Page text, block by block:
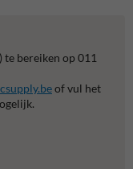
bereiken op 011
of vul het